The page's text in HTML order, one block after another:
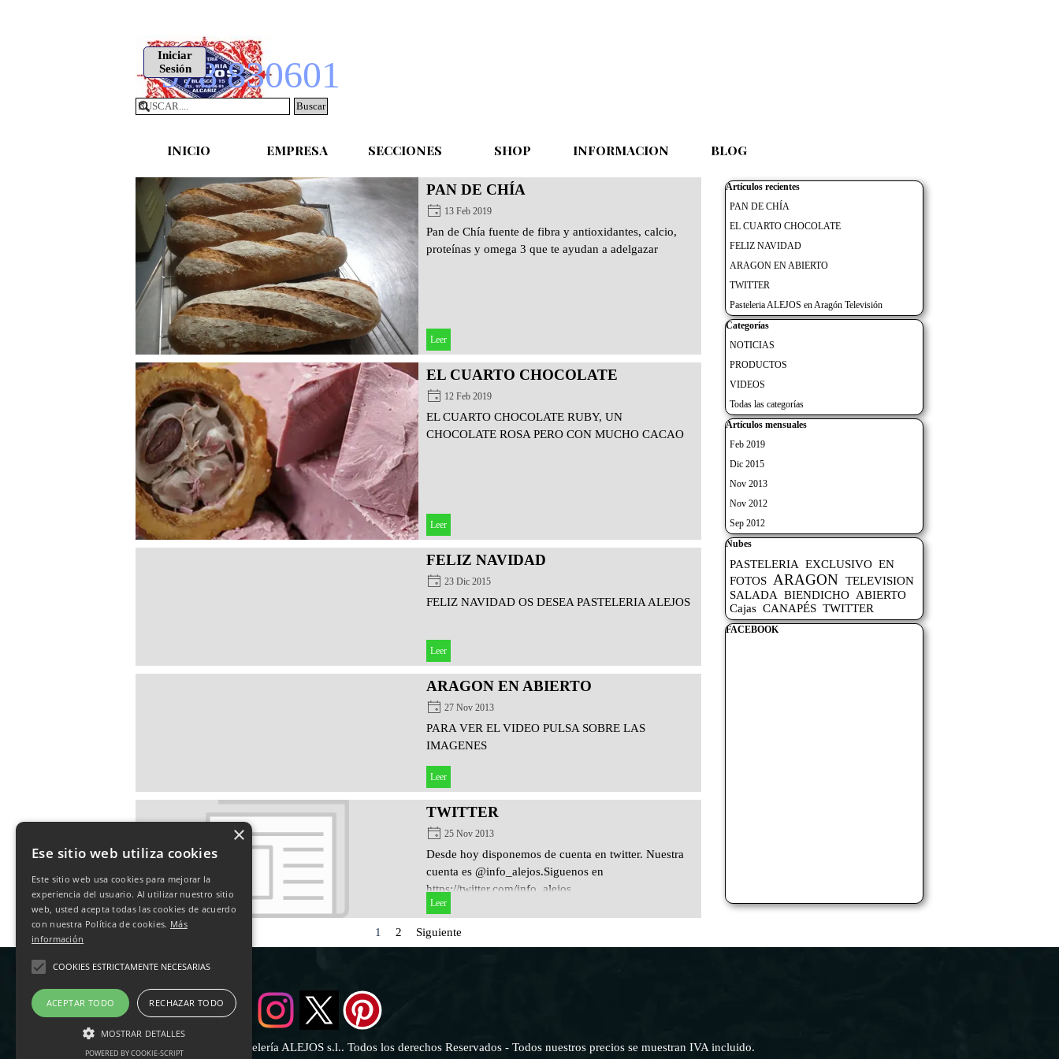
Iniciar
Sesión
978 830601
Buscar
Saltar menú
INICIO EMPRESA ▼
SECCIONES ▼
SHOP ▼
INFORMACION ▼
BLOG
PAN DE CHÍA
13 Feb 2019
Pan de Chía fuente de fibra y antioxidantes, calcio,
proteínas y omega 3 que te ayudan a adelgazar
Leer
EL CUARTO CHOCOLATE
12 Feb 2019
EL CUARTO CHOCOLATE RUBY, UN
CHOCOLATE ROSA PERO CON MUCHO CACAO
Leer
FELIZ NAVIDAD
23 Dic 2015
FELIZ NAVIDAD OS DESEA PASTELERIA ALEJOS
Leer
ARAGON EN ABIERTO
27 Nov 2013
PARA VER EL VIDEO PULSA SOBRE LAS
IMAGENES
Leer
TWITTER
25 Nov 2013
Desde hoy disponemos de cuenta en twitter. Nuestra
cuenta es @info_alejos.Siguenos en
https://twitter.com/info_alejos
Leer
Página actual:
1 Ir a la página:
2 Siguiente
Saltar el bloque Artículos recientes
Artículos recientes
PAN DE CHÍA
EL CUARTO CHOCOLATE
FELIZ NAVIDAD
ARAGON EN ABIERTO
TWITTER
Pasteleria ALEJOS en Aragón Televisión
Saltar el bloque Categorías
Categorías
NOTICIAS
PRODUCTOS
VIDEOS
Todas las categorías
Saltar el bloque Artículos mensuales
Artículos mensuales
Feb 2019
Dic 2015
Nov 2013
Nov 2012
Sep 2012
Saltar el bloque Nubes
Nubes
PASTELERIA EXCLUSIVO EN
FOTOS ARAGON TELEVISION
SALADA BIENDICHO ABIERTO
Cajas CANAPÉS TWITTER
Saltar el bloque FACEBOOK
FACEBOOK
© 2025 Pastelería ALEJOS s.l.. Todos los derechos Reservados - Todos nuestros precios se muestran IVA incluido.
×
Ese sitio web utiliza cookies
Este sitio web usa cookies para mejorar la
experiencia del usuario. Al utilizar nuestro sitio
web, usted acepta todas las cookies de acuerdo
con nuestra Política de cookies. Más
información
COOKIES ESTRICTAMENTE NECESARIAS
ACEPTAR TODO RECHAZAR TODO
MOSTRAR DETALLES
POWERED BY COOKIE-SCRIPT